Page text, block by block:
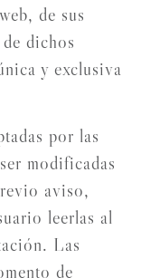
de sus
dichos
y exclusiva
por las
modificadas
aviso,
leerlas al
Las
de